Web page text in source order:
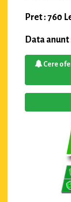
Pret : 760
Data anunt
Cere